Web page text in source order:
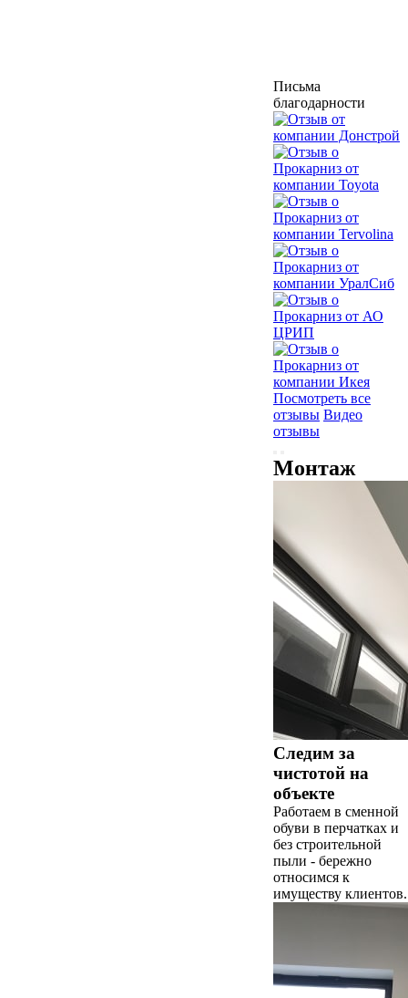
Письма
благодарности
Посмотреть все
отзывы Видео
отзывы
Монтаж
Следим за
чистотой на
объекте
Работаем в сменной
обуви в перчатках и
без строительной
пыли - бережно
относимся к
имуществу клиентов.